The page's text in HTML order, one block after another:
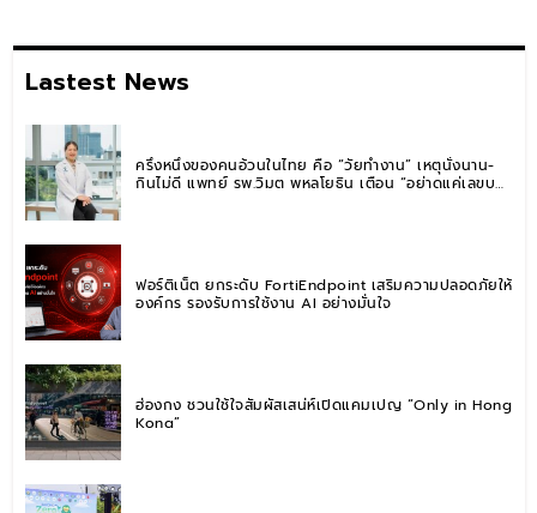
Lastest News
ครึ่งหนึ่งของคนอ้วนในไทย คือ “วัยทำงาน” เหตุนั่งนาน-
กินไม่ดี แพทย์ รพ.วิมุต พหลโยธิน เตือน “อย่าดูแค่เลขบน
ฟอร์ติเน็ต ยกระดับ FortiEndpoint เสริมความปลอดภัยให้
องค์กร รองรับการใช้งาน AI อย่างมั่นใจ
ฮ่องกง ชวนใช้ใจสัมผัสเสน่ห์เปิดแคมเปญ “Only in Hong
Kong”